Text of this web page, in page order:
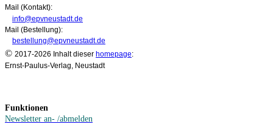
Mail (Kontakt):
info@epvneustadt.de
Mail (Bestellung):
bestellung@epvneustadt.de
© 2017-2026 Inhalt dieser homepage:
Ernst-Paulus-Verlag, Neustadt
Funktionen
Newsletter an- /abmelden